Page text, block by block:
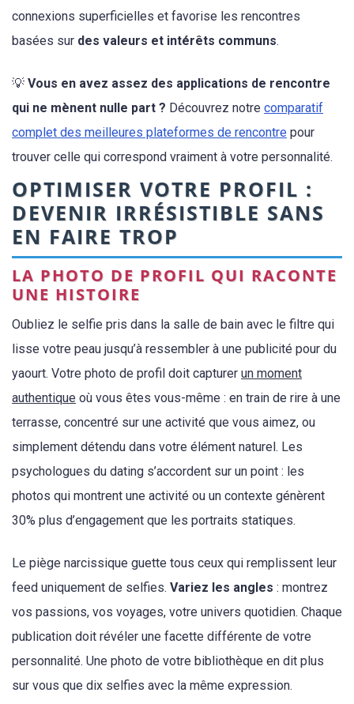
connexions superficielles et favorise les rencontres
basées sur des valeurs et intérêts communs.
💡 Vous en avez assez des applications de rencontre
qui ne mènent nulle part ? Découvrez notre comparatif
complet des meilleures plateformes de rencontre pour
trouver celle qui correspond vraiment à votre personnalité.
OPTIMISER VOTRE PROFIL :
DEVENIR IRRÉSISTIBLE SANS
EN FAIRE TROP
LA PHOTO DE PROFIL QUI RACONTE
UNE HISTOIRE
Oubliez le selfie pris dans la salle de bain avec le filtre qui
lisse votre peau jusqu’à ressembler à une publicité pour du
yaourt. Votre photo de profil doit capturer un moment
authentique où vous êtes vous-même : en train de rire à une
terrasse, concentré sur une activité que vous aimez, ou
simplement détendu dans votre élément naturel. Les
psychologues du dating s’accordent sur un point : les
photos qui montrent une activité ou un contexte génèrent
30% plus d’engagement que les portraits statiques.
Le piège narcissique guette tous ceux qui remplissent leur
feed uniquement de selfies. Variez les angles : montrez
vos passions, vos voyages, votre univers quotidien. Chaque
publication doit révéler une facette différente de votre
personnalité. Une photo de votre bibliothèque en dit plus
sur vous que dix selfies avec la même expression.